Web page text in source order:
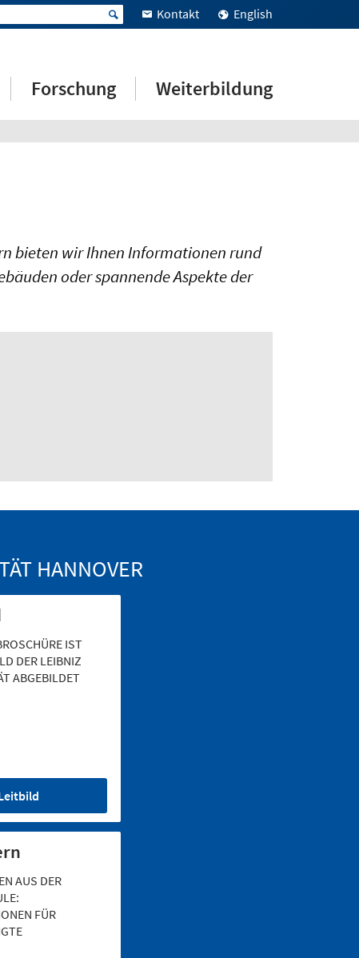
Kontakt English
Forschung Weiterbildung
bieten wir Ihnen Informationen rund
oder spannende Aspekte der
HANNOVER
IST
DER LEIBNIZ
ABGEBILDET
AUS DER
FÜR